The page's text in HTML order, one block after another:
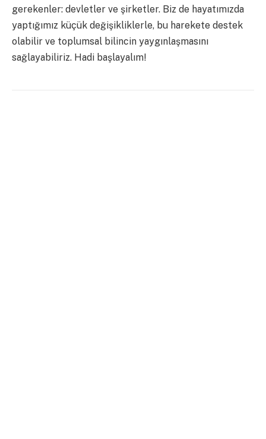
gerekenler: devletler ve şirketler. Biz de hayatımızda
yaptığımız küçük değişikliklerle, bu harekete destek
olabilir ve toplumsal bilincin yaygınlaşmasını
sağlayabiliriz. Hadi başlayalım!